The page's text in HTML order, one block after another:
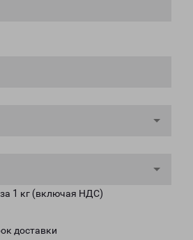
1 кг (включая НДС)
доставки